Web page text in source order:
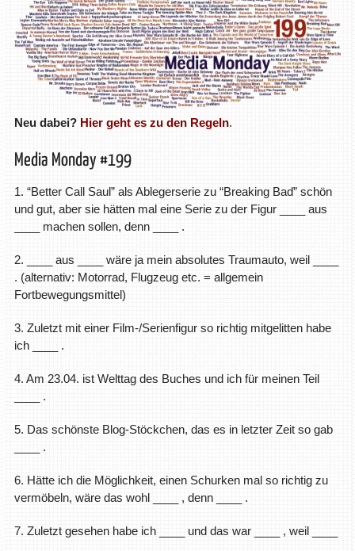
Neu dabei? Hier geht es zu den Regeln.
Media Monday #199
1. “Better Call Saul” als Ablegerserie zu “Breaking Bad” schön
und gut, aber sie hätten mal eine Serie zu der Figur ____ aus
____ machen sollen, denn ____ .
2. ____ aus ____ wäre ja mein absolutes Traumauto, weil ____
. (alternativ: Motorrad, Flugzeug etc. = allgemein
Fortbewegungsmittel)
3. Zuletzt mit einer Film-/Serienfigur so richtig mitgelitten habe
ich ____ .
4. Am 23.04. ist Welttag des Buches und ich für meinen Teil
____ .
5. Das schönste Blog-Stöckchen, das es in letzter Zeit so gab
____ .
6. Hätte ich die Möglichkeit, einen Schurken mal so richtig zu
vermöbeln, wäre das wohl ____ , denn ____ .
7. Zuletzt gesehen habe ich ____ und das war ____ , weil ____
.